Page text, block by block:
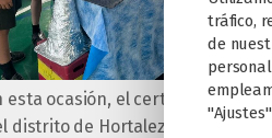
esta ocasión, el certamen tuvo
distrito de Hortaleza, y Doña
tráfico,
de